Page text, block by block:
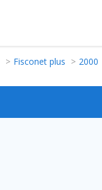
Fisconet plus 2000